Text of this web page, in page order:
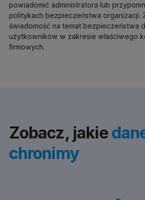
powiadomić administratora lub
politykach bezpieczeństwa organizacji.
świadomość na temat bezpieczeństwa
użytkowników w zakresie właściwego
firmowych.
Zobacz, jakie
chronimy